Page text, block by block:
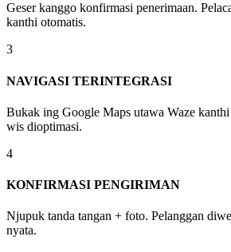
Geser kanggo konfirmasi penerimaan.
kanthi otomatis.
3
NAVIGASI TERINTEGRASI
Bukak ing Google Maps utawa Waze
wis dioptimasi.
4
KONFIRMASI PENGIRIMAN
Njupuk tanda tangan + foto. Pelanggan
nyata.